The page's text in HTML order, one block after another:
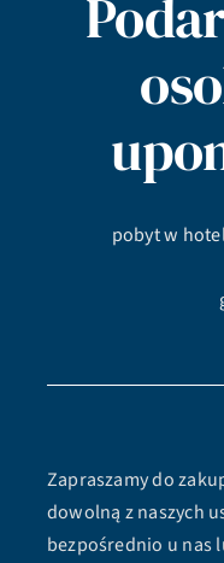
pobyt w
Zapraszamy do
dowolną z naszych
bezpośrednio u nas